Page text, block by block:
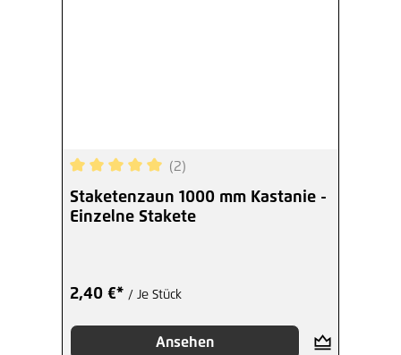
Durchschnittliche Bewertung von 5 von 5
(2)
Staketenzaun 1000 mm Kastanie -
Einzelne Stakete
2,40 €* / Je Stück
Ansehen